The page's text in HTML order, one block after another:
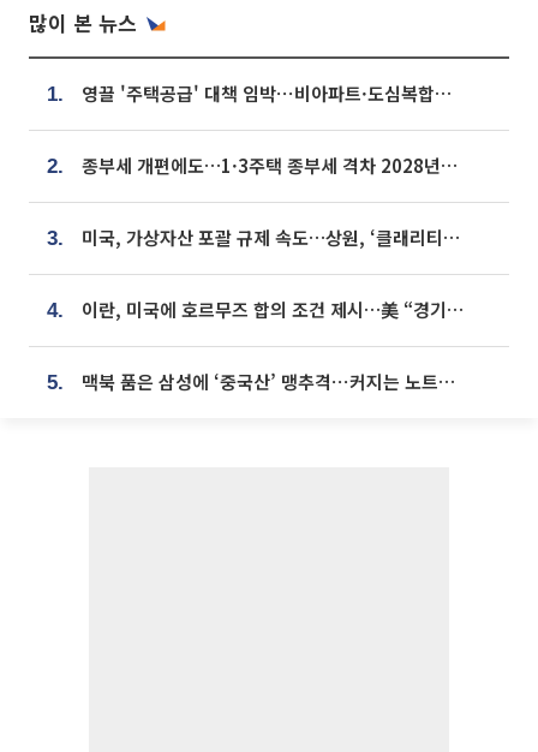
많이 본 뉴스
1. 영끌 '주택공급' 대책 임박⋯비아파트·도심복합까지 총동원
2. 종부세 개편에도…1·3주택 종부세 격차 2028년부터 확대
3. 미국, 가상자산 포괄 규제 속도…상원, ‘클래리티법’ 9월 절차투표 추진
4. 이란, 미국에 호르무즈 합의 조건 제시…美 “경기 아직 안 끝나” [종합]
5. 맥북 품은 삼성에 ‘중국산’ 맹추격⋯커지는 노트북 OLED 시장